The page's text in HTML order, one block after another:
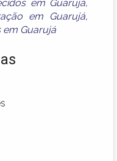
em Guarujá,
em Guarujá,
em Guarujá